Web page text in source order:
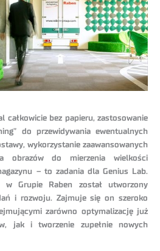
całkowicie bez papieru, zastosowanie
do przewidywania ewentualnych
wykorzystanie zaawansowanych
obrazów do mierzenia wielkości
– to zadania dla Genius Lab.
Grupie Raben został utworzony
i rozwoju. Zajmuje się on szeroko
zarówno optymalizację już
jak i tworzenie zupełnie nowych